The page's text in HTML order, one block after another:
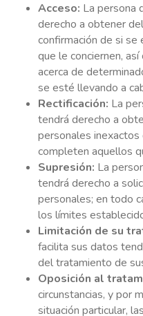
Acceso: La persona
derecho a obtener
confirmación de si
que le conciernen,
acerca de
se esté llevando a
Rectificación: La
tendrá derecho a
personales inexactos
completen aquellos
Supresión: La
tendrá derecho a
personales; en todo
los límites
Limitación de su
facilita sus datos
del tratamiento de
Oposición al
circunstancias, y por
situación particular,